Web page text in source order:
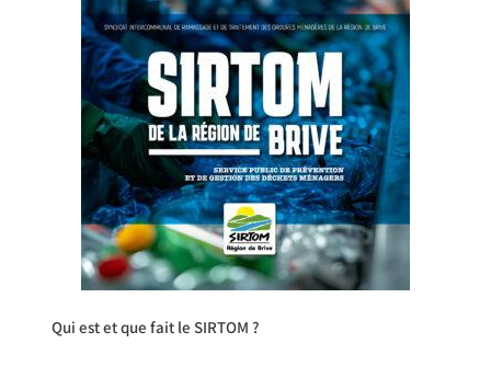
Qui est et que fait le SIRTOM ?